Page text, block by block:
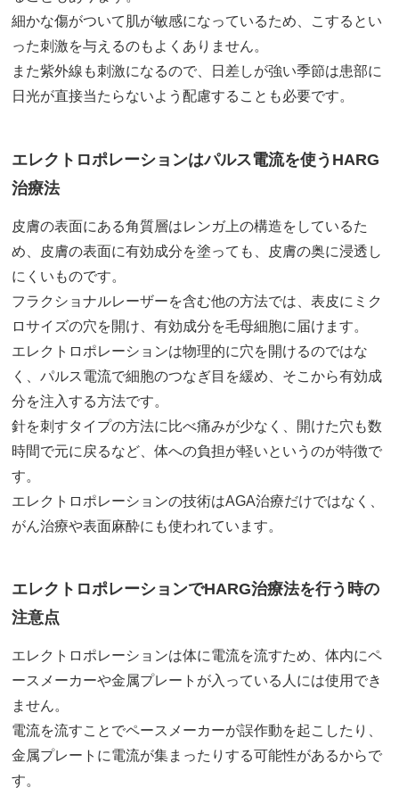
細かな傷がついて肌が敏感になっているため、こするとい
った刺激を与えるのもよくありません。
また紫外線も刺激になるので、日差しが強い季節は患部に
日光が直接当たらないよう配慮することも必要です。
エレクトロポレーションはパルス電流を使うHARG
治療法
皮膚の表面にある角質層はレンガ上の構造をしているた
め、皮膚の表面に有効成分を塗っても、皮膚の奥に浸透し
にくいものです。
フラクショナルレーザーを含む他の方法では、表皮にミク
ロサイズの穴を開け、有効成分を毛母細胞に届けます。
エレクトロポレーションは物理的に穴を開けるのではな
く、パルス電流で細胞のつなぎ目を緩め、そこから有効成
分を注入する方法です。
針を刺すタイプの方法に比べ痛みが少なく、開けた穴も数
時間で元に戻るなど、体への負担が軽いというのが特徴で
す。
エレクトロポレーションの技術はAGA治療だけではなく、
がん治療や表面麻酔にも使われています。
エレクトロポレーションでHARG治療法を行う時の
注意点
エレクトロポレーションは体に電流を流すため、体内にペ
ースメーカーや金属プレートが入っている人には使用でき
ません。
電流を流すことでペースメーカーが誤作動を起こしたり、
金属プレートに電流が集まったりする可能性があるからで
す。